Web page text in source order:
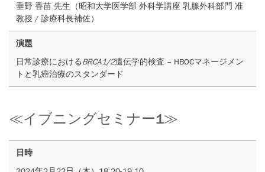
垂野 香苗 先生（昭和大学医学部 外科学講座 乳腺外科部門 准
教授 / 診療科長補佐）
演題
日常診療におけるBRCA1/2遺伝学的検査 – HBOCマネージメン
トと乳癌治療のスタンダード
≪イブニングセミナー1≫
日時